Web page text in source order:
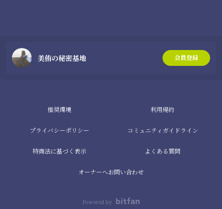
美侑の秘密基地 会員登録
推奨環境 利用規約
プライバシーポリシー コミュニティガイドライン
特商法に基づく表示 よくある質問
オーナーへお問い合わせ
Powered by